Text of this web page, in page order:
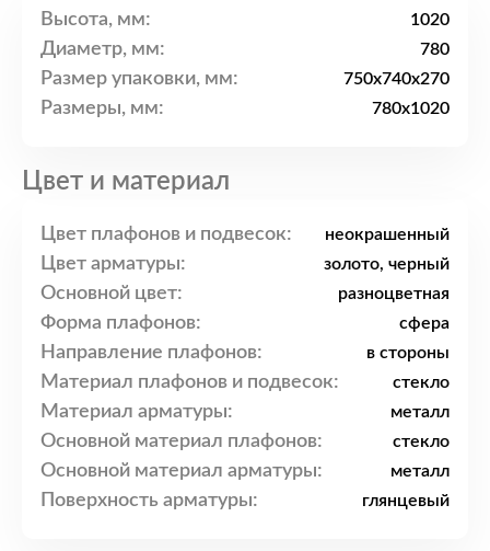
Высота, мм: 1020
Диаметр, мм: 780
Размер упаковки, мм: 750x740x270
Размеры, мм: 780x1020
Цвет и материал
Цвет плафонов и подвесок: неокрашенный
Цвет арматуры: золото, черный
Основной цвет: разноцветная
Форма плафонов: сфера
Направление плафонов: в стороны
Материал плафонов и подвесок: стекло
Материал арматуры: металл
Основной материал плафонов: стекло
Основной материал арматуры: металл
Поверхность арматуры: глянцевый